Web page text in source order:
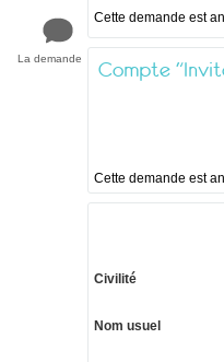
La demande
Cette
Compte
Cette
Civilité
Nom usuel